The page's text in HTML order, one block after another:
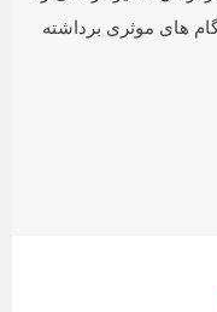
های موثری برداشته